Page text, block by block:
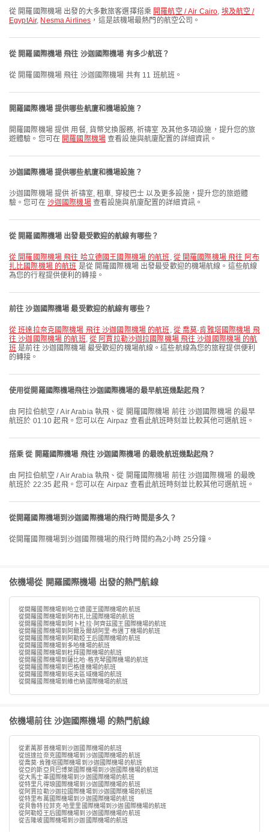
從 開羅國際機場 出發的大多數旅客選擇搭乘 開羅航空 / Air Cairo, 埃及航空 /
EgyptAir, Nesma Airlines ，這是該機場最熱門的航空公司。
從 開羅國際機場 飛往 沙迦國際機場 有多少航班？
從 開羅國際機場 飛往 沙迦國際機場 共有 11 班航班。
開羅國際機場 提供哪些航廈和機場設施？
開羅國際機場 提供 用餐, 貨幣兌換服務, 祈禱室 及其他多項設施，提升您的旅
遊體驗。您可在 開羅國際機場查看設施與航廈配置的詳細資訊。
沙迦國際機場 提供哪些航廈和機場設施？
沙迦國際機場 提供 祈禱室, 租車, 穿梭巴士 以及更多設施，提升您的旅遊體
驗。您可在 沙迦國際機場查看設施與航廈配置的詳細資訊。
從 開羅國際機場 出發最受歡迎的航線有哪些？
從 開羅國際機場 飛往 哈立德國王國際機場 的航班 , 從 開羅國際機場 飛往 阿布
扎比國際機場 的航班 是從 開羅國際機場 出發最受歡迎的機場航線。這些航線
為您的行程提供便利的轉接。
前往 沙迦國際機場 最受歡迎的航線有哪些？
從 班達拉奈克國際機場 飛往 沙迦國際機場 的航班 , 從 喬莫·肯雅塔國際機場 飛
往 沙迦國際機場 的航班, 從 阿賈拉勒沙迦拉國際機場 飛往 沙迦國際機場 的航
班 是前往 沙迦國際機場 最受歡迎的機場航線。這些航線為您的旅程提供便利
的轉接。
使用從開羅國際機場飛往沙迦國際機場的最早航班幾點起飛？
由 阿拉伯航空 / Air Arabia 執飛、從 開羅國際機場 前往 沙迦國際機場 的最早
航班於 01:10 起飛。您可以在 Airpaz 查看此航班時刻並比較其他可選航班。
搭乘 從 開羅國際機場 飛往 沙迦國際機場 的最晚航班幾點起飛？
由 阿拉伯航空 / Air Arabia 執飛、從 開羅國際機場 前往 沙迦國際機場 的最晚
航班於 22:35 起飛。您可以在 Airpaz 查看此航班時刻並比較其他可選航班。
從開羅國際機場到沙迦國際機場的飛行時間是多久？
從開羅國際機場到沙迦國際機場的飛行時間約為2小時 25分鐘。
依機場從 開羅國際機場 出發的熱門航線
從開羅國際機場到哈立德國王國際機場的航班
從開羅國際機場到阿布扎比國際機場的航班
從開羅國際機場到阿卜杜拉·阿齊茲國王國際機場的航班
從開羅國際機場到阿爾及爾胡阿里·布邁丁機場的航班
從開羅國際機場到阿勒婭王后國際機場的航班
從開羅國際機場到多哈機場的航班
從開羅國際機場到杜拜國際機場的航班
從開羅國際機場到薩比哈·格克琴國際機場的航班
從開羅國際機場到巴格達機場的航班
從開羅國際機場到塔夫區域機場的航班
從開羅國際機場到維也納國際機場的航班
依機場前往 沙迦國際機場 的熱門航線
從素萬那普機場到沙迦國際機場的航班
從班達拉奈克國際機場到沙迦國際機場的航班
從喬莫·肯雅塔國際機場到沙迦國際機場的航班
從亞的斯亞貝巴博萊國際機場到沙迦國際機場的航班
從大馬士革國際機場到沙迦國際機場的航班
從特里凡得琅國際機場到沙迦國際機場的航班
從阿賈拉勒沙迦拉國際機場到沙迦國際機場的航班
從特里布萬國際機場到沙迦國際機場的航班
從貝魯特拉菲克·哈里里國際機場到沙迦國際機場的航班
從阿勒婭王后國際機場到沙迦國際機場的航班
從吉隆坡國際機場到沙迦國際機場的航班